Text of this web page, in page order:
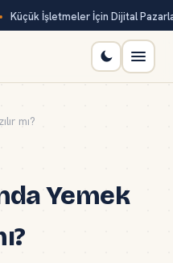
Küçük İşletmeler İçin Dijital
mı?
Yemek